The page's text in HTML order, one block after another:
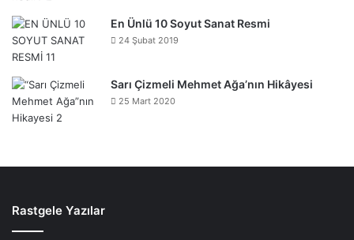
En Ünlü 10 Soyut Sanat Resmi
24 Şubat 2019
Sarı Çizmeli Mehmet Ağa’nın Hikâyesi
25 Mart 2020
Rastgele Yazılar